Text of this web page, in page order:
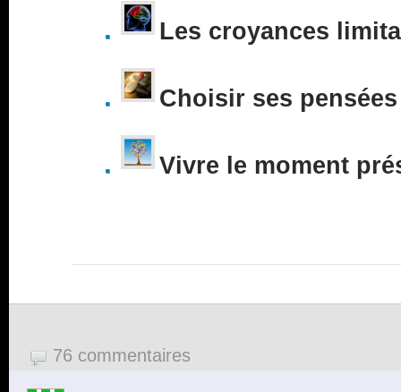
Les croyances
Choisir ses pensées
Vivre le moment
76 commentaires